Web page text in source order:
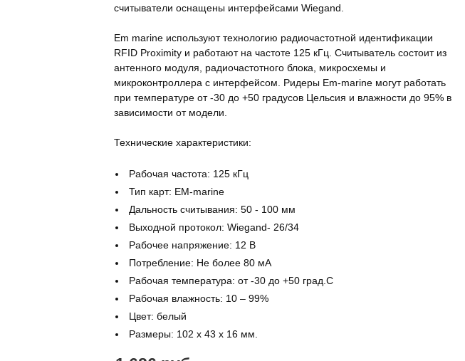
считыватели оснащены интерфейсами Wiegand.
Em marine используют технологию радиочастотной идентификации
RFID Proximity и работают на частоте 125 кГц. Считыватель состоит из
антенного модуля, радиочастотного блока, микросхемы и
микроконтроллера с интерфейсом. Ридеры Em-marine могут работать
при температуре от -30 до +50 градусов Цельсия и влажности до 95% в
зависимости от модели.
Технические характеристики:
Рабочая частота: 125 кГц
Тип карт: EM-marine
Дальность считывания: 50 - 100 мм
Выходной протокол: Wiegand- 26/34
Рабочее напряжение: 12 В
Потребление: Не более 80 мА
Рабочая температура: от -30 до +50 град.С
Рабочая влажность: 10 – 99%
Цвет: белый
Размеры: 102 х 43 х 16 мм.